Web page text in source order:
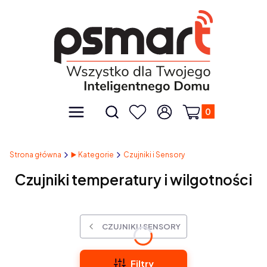
Menu Otwórz wyszukiwarkę
Szukaj UlubioneZaloguj się
Produkty w
Koszyk
Strona główna ▶️ Kategorie Czujniki i Sensory
Czujniki temperatury i wilgotności
CZUJNIKI I SENSORY
Filtry